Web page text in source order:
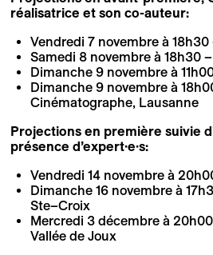
réalisatrice et son co-auteur:
Vendredi 7 novembre à
Samedi 8 novembre à 18h30
Dimanche 9 novembre à
Dimanche 9 novembre à
Cinématographe, Lausanne
Projections en première suivie
présence d’expert·e·s:
Vendredi 14 novembre à
Dimanche 16 novembre à
Ste–Croix
Mercredi 3 décembre à
Vallée de Joux